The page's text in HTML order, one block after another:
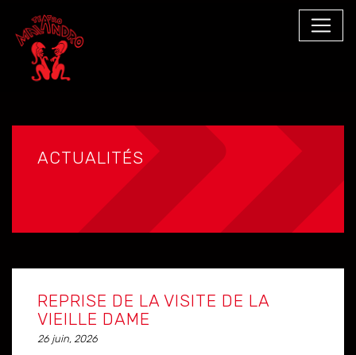
ACTUALITÉS
REPRISE DE LA VISITE DE LA
VIEILLE DAME
26 juin, 2026